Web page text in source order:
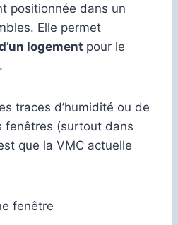
positionnée dans un
Elle permet
logement pour le
traces d’humidité ou de
fenêtres (surtout dans
que la VMC actuelle
fenêtre